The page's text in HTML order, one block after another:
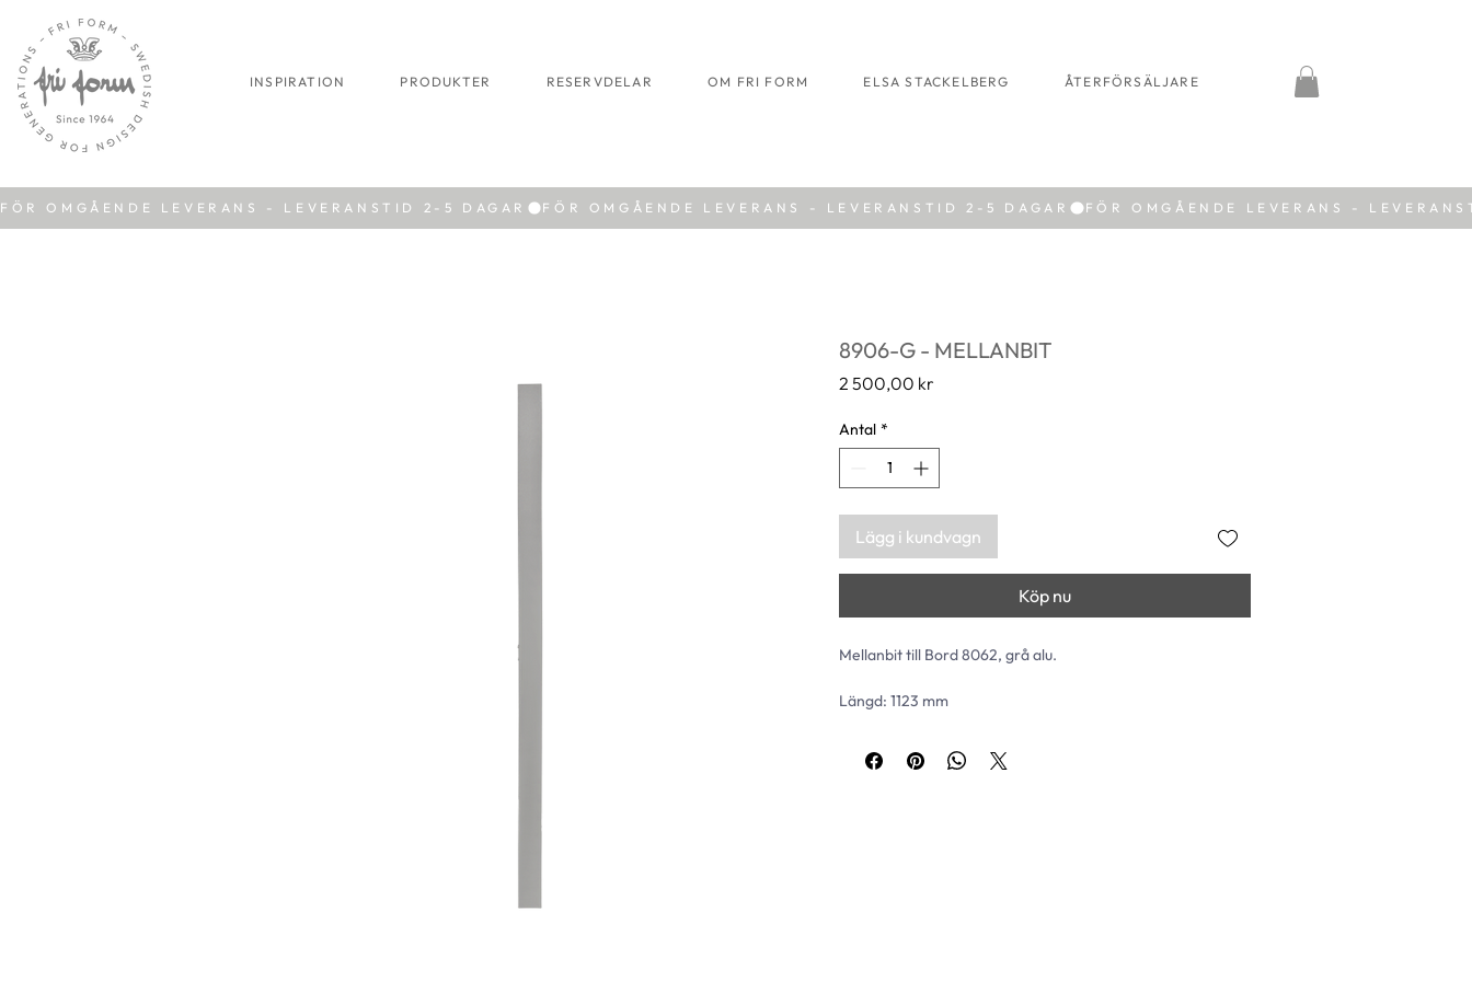
INSPIRATION PRODUKTER RESERVDELAR OM FRI FORM ELSA STACKELBERG ÅTERFÖRSÄLJARE
FÖR OMGÅENDE LEVERANS - LEVERANSTID 2-5 DAGAR
8906-G - MELLANBIT
2 500,00 kr
Antal *
Lägg i kundvagn
Köp nu
Mellanbit till Bord 8062, grå alu.
Längd: 1123 mm